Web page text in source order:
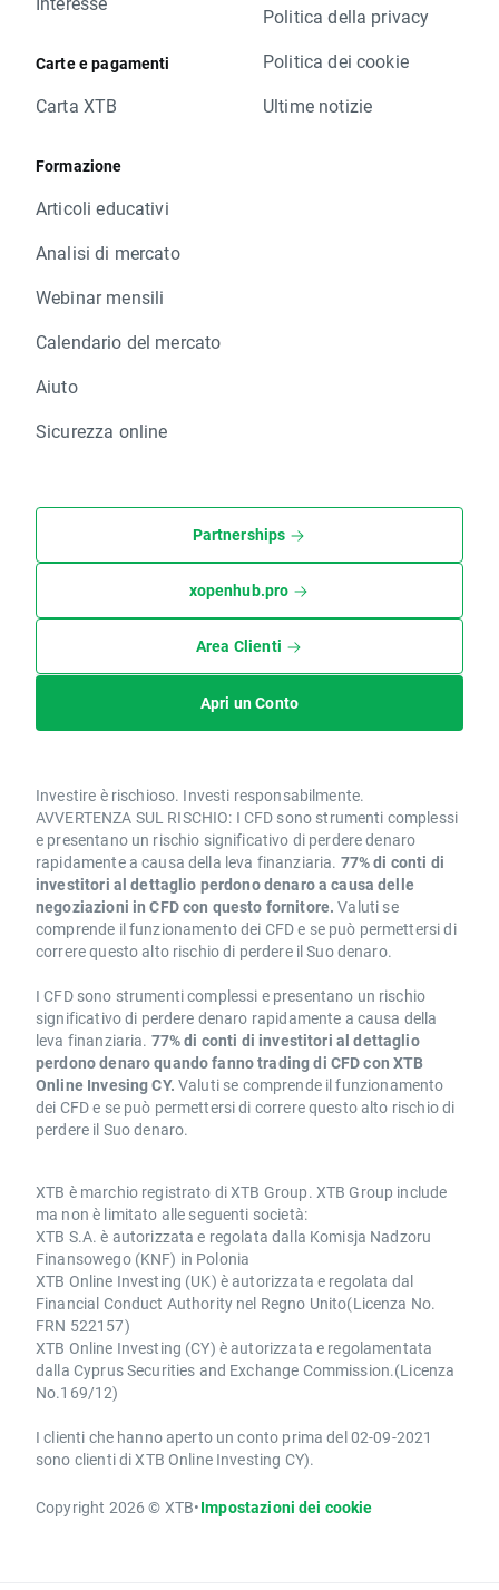
Carte e pagamenti
Carta XTB
Formazione
Articoli educativi
Analisi di mercato
Webinar mensili
Calendario del mercato
Aiuto
Sicurezza online
Politica della privacy
Politica dei cookie
Ultime notizie
Partnerships
xopenhub.pro
Area Clienti
Apri un Conto
Investire è rischioso. Investi responsabilmente.
AVVERTENZA SUL RISCHIO: I CFD sono strumenti complessi
e presentano un rischio significativo di perdere denaro
rapidamente a causa della leva finanziaria. 77% di conti di
investitori al dettaglio perdono denaro a causa delle
negoziazioni in CFD con questo fornitore. Valuti se
comprende il funzionamento dei CFD e se può permettersi di
correre questo alto rischio di perdere il Suo denaro.
I CFD sono strumenti complessi e presentano un rischio
significativo di perdere denaro rapidamente a causa della
leva finanziaria. 77% di conti di investitori al dettaglio
perdono denaro quando fanno trading di CFD con XTB
Online Invesing CY. Valuti se comprende il funzionamento
dei CFD e se può permettersi di correre questo alto rischio di
perdere il Suo denaro.
XTB è marchio registrato di XTB Group. XTB Group include
ma non è limitato alle seguenti società:
XTB S.A. è autorizzata e regolata dalla Komisja Nadzoru
Finansowego (KNF) in Polonia
XTB Online Investing (UK) è autorizzata e regolata dal
Financial Conduct Authority nel Regno Unito(Licenza No.
FRN 522157)
XTB Online Investing (CY) è autorizzata e regolamentata
dalla Cyprus Securities and Exchange Commission.(Licenza
No.169/12)
I clienti che hanno aperto un conto prima del 02-09-2021
sono clienti di XTB Online Investing CY).
Copyright 2026 © XTB•Impostazioni dei cookie